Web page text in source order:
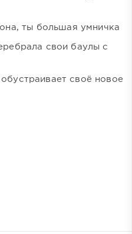
ты большая умничка
свои баулы с
своё новое